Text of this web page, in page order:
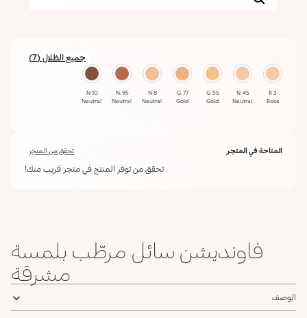
جميع الظلال (7)
3 R
Rose
45 N.
Neutral
55 G.
Gold
77 G.
Gold
8 N
Neutral
95 N.
Neutral
10 N
Neutral
المتاحة في المتجر تحقق من المتجر
تحقق من توفر المنتج في متجر قريب منك!
فاونديشن سائل مرطّب بلمسة
مشرقة
الوصف